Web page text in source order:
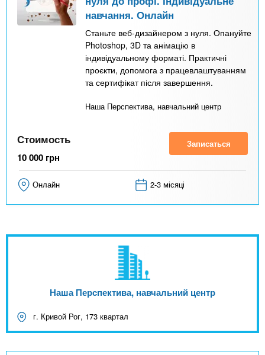
навчання. Онлайн
Станьте веб-дизайнером з нуля. Опануйте
Photoshop, 3D та анімацію в
індивідуальному форматі. Практичні
проєкти, допомога з працевлаштуванням
та сертифікат після завершення.
Наша Перспектива, навчальний центр
Стоимость
10 000 грн
Записаться
Онлайн 2-3 місяці
Наша Перспектива, навчальний центр
г. Кривой Рог, 173 квартал